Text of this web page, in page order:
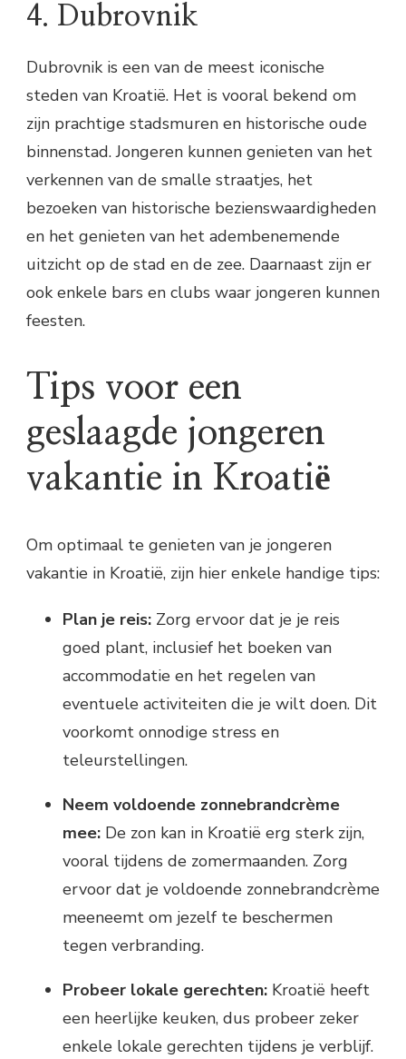
4. Dubrovnik
Dubrovnik is een van de meest iconische
steden van Kroatië. Het is vooral bekend om
zijn prachtige stadsmuren en historische oude
binnenstad. Jongeren kunnen genieten van het
verkennen van de smalle straatjes, het
bezoeken van historische bezienswaardigheden
en het genieten van het adembenemende
uitzicht op de stad en de zee. Daarnaast zijn er
ook enkele bars en clubs waar jongeren kunnen
feesten.
Tips voor een
geslaagde jongeren
vakantie in Kroatië
Om optimaal te genieten van je jongeren
vakantie in Kroatië, zijn hier enkele handige tips:
Plan je reis: Zorg ervoor dat je je reis
goed plant, inclusief het boeken van
accommodatie en het regelen van
eventuele activiteiten die je wilt doen. Dit
voorkomt onnodige stress en
teleurstellingen.
Neem voldoende zonnebrandcrème
mee: De zon kan in Kroatië erg sterk zijn,
vooral tijdens de zomermaanden. Zorg
ervoor dat je voldoende zonnebrandcrème
meeneemt om jezelf te beschermen
tegen verbranding.
Probeer lokale gerechten: Kroatië heeft
een heerlijke keuken, dus probeer zeker
enkele lokale gerechten tijdens je verblijf.